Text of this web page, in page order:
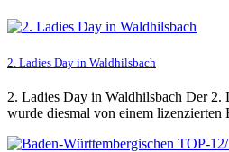
2. Ladies Day in Waldhilsbach
2. Ladies Day in Waldhilsbach Der 2.
wurde diesmal von einem lizenzierten